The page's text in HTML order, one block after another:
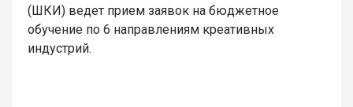
(ШКИ) ведет прием заявок на бюджетное
обучение по 6 направлениям креативных
индустрий.